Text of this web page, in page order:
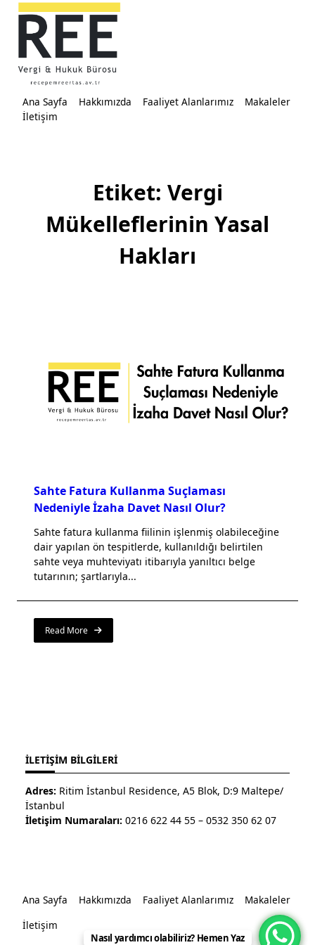
Skip
content
Ana Sayfa Hakkımızda Faaliyet Alanlarımız
Makaleler
İletişim
Etiket: Vergi
Mükelleflerinin Yasal
Hakları
Sahte Fatura Kullanma Suçlaması
Nedeniyle İzaha Davet Nasıl Olur?
Sahte fatura kullanma fiilinin işlenmiş olabileceğine
dair yapılan ön tespitlerde, kullanıldığı belirtilen
sahte veya muhteviyatı itibarıyla yanıltıcı belge
tutarının; şartlarıyla...
Read More
İLETIŞIM BILGILERI
Adres: Ritim İstanbul Residence, A5 Blok, D:9 Maltepe/
İstanbul
İletişim Numaraları: 0216 622 44 55 – 0532 350 62 07
Ana Sayfa Hakkımızda Faaliyet Alanlarımız
Makaleler
İletişim
Nasıl yardımcı olabiliriz? Hemen Yaz